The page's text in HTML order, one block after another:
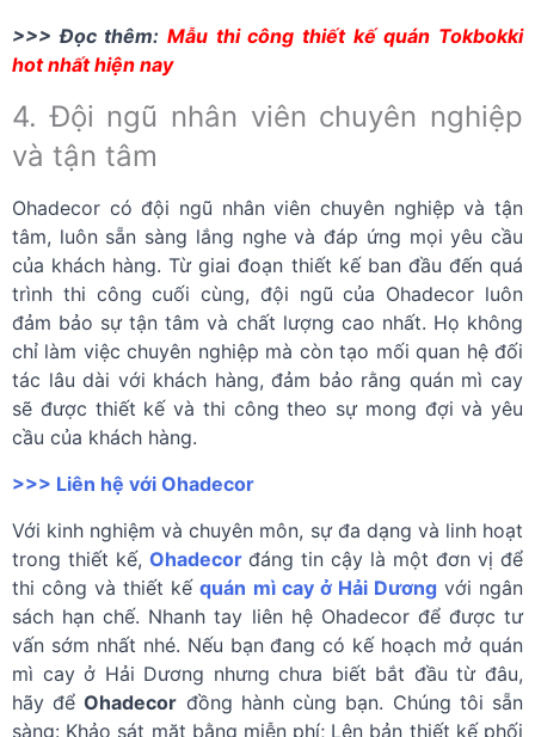
>>> Đọc thêm: Mẫu thi công thiết kế quán Tokbokki
hot nhất hiện nay
4. Đội ngũ nhân viên chuyên nghiệp
và tận tâm
Ohadecor có đội ngũ nhân viên chuyên nghiệp và tận
tâm, luôn sẵn sàng lắng nghe và đáp ứng mọi yêu cầu
của khách hàng. Từ giai đoạn thiết kế ban đầu đến quá
trình thi công cuối cùng, đội ngũ của Ohadecor luôn
đảm bảo sự tận tâm và chất lượng cao nhất. Họ không
chỉ làm việc chuyên nghiệp mà còn tạo mối quan hệ đối
tác lâu dài với khách hàng, đảm bảo rằng quán mì cay
sẽ được thiết kế và thi công theo sự mong đợi và yêu
cầu của khách hàng.
>>> Liên hệ với Ohadecor
Với kinh nghiệm và chuyên môn, sự đa dạng và linh hoạt
trong thiết kế, Ohadecor đáng tin cậy là một đơn vị để
thi công và thiết kếquán mì cay ở Hải Dươngvới ngân
sách hạn chế. Nhanh tay liên hệ Ohadecor để được tư
vấn sớm nhất nhé. Nếu bạn đang có kế hoạch mở quán
mì cay ở Hải Dương nhưng chưa biết bắt đầu từ đâu,
hãy đểOhadecor đồng hành cùng bạn. Chúng tôi sẵn
sàng: Khảo sát mặt bằng miễn phí; Lên bản thiết kế phối